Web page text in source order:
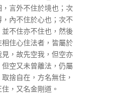
言外不住於境也；次
內不住於心也；次不
不住亦不住也，然後
住心住法者，皆屬於
，故先空我，但空亦
空又未曾離法，仍屬
捨自在，方名無住，
，又名金剛道。